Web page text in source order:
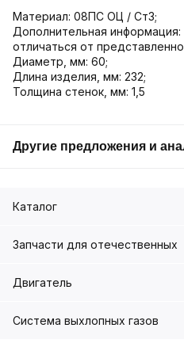
Материал: 08ПС ОЦ / Ст3;
Дополнительная
отличаться от
Диаметр, мм: 60;
Длина изделия, мм: 232;
Толщина стенок, мм: 1,5
Другие предложения и
Каталог
Запчасти для отечественных
Двигатель
Система выхлопных газов